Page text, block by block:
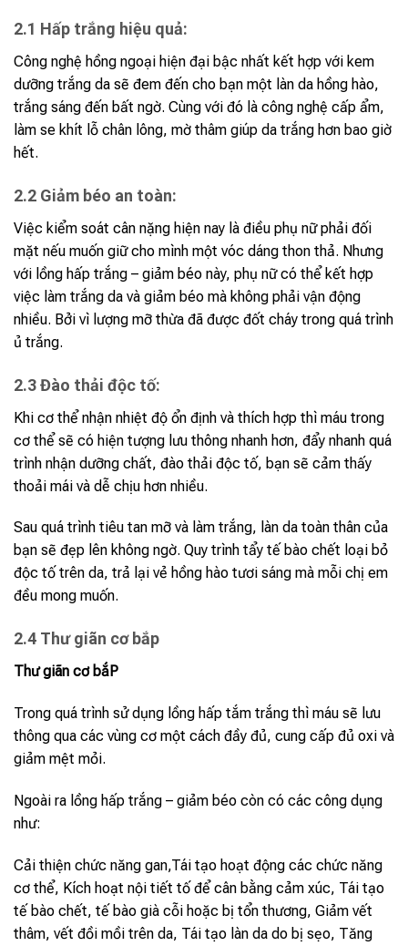
2.1 Hấp trắng hiệu quả:
Công nghệ hồng ngoại hiện đại bậc nhất kết hợp với kem
dưỡng trắng da sẽ đem đến cho bạn một làn da hồng hào,
trắng sáng đến bất ngờ. Cùng với đó là công nghệ cấp ẩm,
làm se khít lỗ chân lông, mờ thâm giúp da trắng hơn bao giờ
hết.
2.2 Giảm béo an toàn:
Việc kiểm soát cân nặng hiện nay là điều phụ nữ phải đối
mặt nếu muốn giữ cho mình một vóc dáng thon thả. Nhưng
với lồng hấp trắng – giảm béo này, phụ nữ có thể kết hợp
việc làm trắng da và giảm béo mà không phải vận động
nhiều. Bởi vì lượng mỡ thừa đã được đốt cháy trong quá trình
ủ trắng.
2.3 Đào thải độc tố:
Khi cơ thể nhận nhiệt độ ổn định và thích hợp thì máu trong
cơ thể sẽ có hiện tượng lưu thông nhanh hơn, đẩy nhanh quá
trình nhận dưỡng chất, đào thải độc tố, bạn sẽ cảm thấy
thoải mái và dễ chịu hơn nhiều.
Sau quá trình tiêu tan mỡ và làm trắng, làn da toàn thân của
bạn sẽ đẹp lên không ngờ. Quy trình tẩy tế bào chết loại bỏ
độc tố trên da, trả lại vẻ hồng hào tươi sáng mà mỗi chị em
đều mong muốn.
2.4 Thư giãn cơ bắp
Thư giãn cơ bắP
Trong quá trình sử dụng lồng hấp tắm trắng thì máu sẽ lưu
thông qua các vùng cơ một cách đầy đủ, cung cấp đủ oxi và
giảm mệt mỏi.
Ngoài ra lồng hấp trắng – giảm béo còn có các công dụng
như:
Cải thiện chức năng gan,Tái tạo hoạt động các chức năng
cơ thể, Kích hoạt nội tiết tố để cân bằng cảm xúc, Tái tạo
tế bào chết, tế bào già cỗi hoặc bị tổn thương, Giảm vết
thâm, vết đồi mồi trên da, Tái tạo làn da do bị sẹo, Tăng